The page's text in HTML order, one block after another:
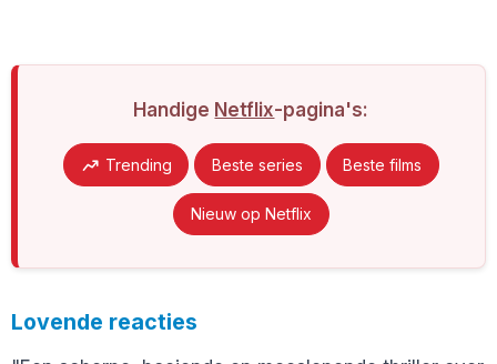
Handige Netflix-pagina's:
Trending Beste series Beste films
Nieuw op Netflix
Lovende reacties